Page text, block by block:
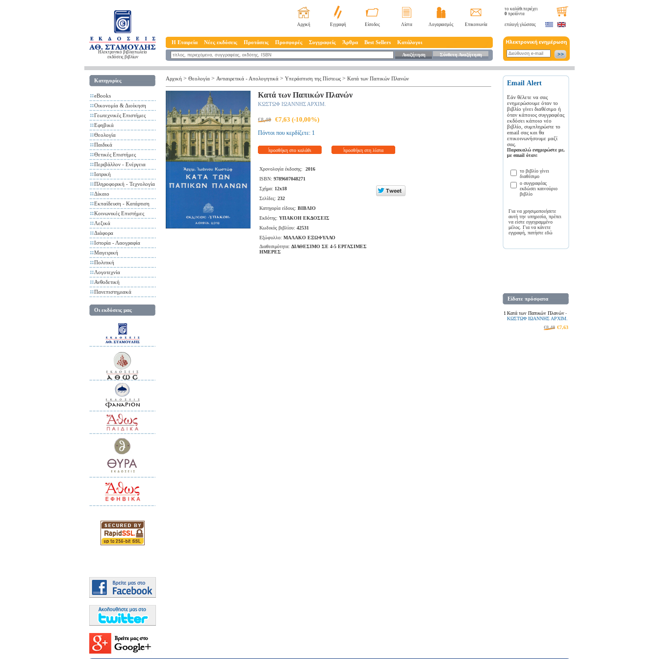
Ηλεκτρονικό βιβλιοπωλείο
εκδόσεις βιβλίων
Αρχική Εγγραφή Είσοδος Λίστα Λογαριασμός Επικοινωνία
Η Εταιρεία Νέες εκδόσεις Προτάσεις Προσφορές Συγγραφείς Άρθρα Best Sellers Κατάλογοι
Αναζήτηση Σύνθετη Αναζήτηση
το καλάθι περιέχει
0 προϊόντα
επιλογή γλώσσας
Κατηγορίες
eBooks
Οικονομία & Διοίκηση
Γεωτεχνικές Επιστήμες
Εφηβικά
Θεολογία
Παιδικά
Θετικές Επιστήμες
Περιβάλλον - Ενέργεια
Ιατρική
Πληροφορική - Τεχνολογία
Δίκαιο
Εκπαίδευση - Κατάρτιση
Κοινωνικές Επιστήμες
Λεξικά
Διάφορα
Ιστορία - Λαογραφία
Μαγειρική
Πολιτική
Λογοτεχνία
Ανθοδετική
Πανεπιστημιακά
Οι εκδόσεις μας
Αρχική > Θεολογία > Αντιαιρετικά - Απολογητικά > Υπεράσπιση της Πίστεως > Κατά των Παπικών Πλανών
Κατά των Παπικών Πλανών
ΚΩΣΤΩΦ ΙΩΑΝΝΗΣ ΑΡΧΙΜ.
€8,48 €7,63 (-10,00%)
Πόντοι που κερδίζετε: 1
προσθήκη στο καλάθι προσθήκη στη λίστα
Χρονολογία έκδοσης:
2016
ISBN: 9789607048271
Σχήμα: 12x18
Σελίδες: 232
Κατηγορία είδους: ΒΙΒΛΙΟ
Εκδότης: ΥΠΑΚΟΗ ΕΚΔΟΣΕΙΣ
Κωδικός βιβλίου: 42531
Εξώφυλλο: ΜΑΛΑΚΟ ΕΞΩΦΥΛΛΟ
Διαθεσιμότητα: ΔΙΑΘΕΣΙΜΟ ΣΕ 4-5 ΕΡΓΑΣΙΜΕΣ
ΗΜΕΡΕΣ
Εmail Αlert
Εάν θέλετε να σας
ενημερώσουμε όταν το
βιβλίο γίνει διαθέσιμο ή
όταν κάποιος συγγραφέας
εκδόσει κάποιο νέο
βιβλίο, συμπληρώστε το
email σας και θα
επικοινωνήσουμε μαζί
σας.
Παρακαλώ ενημερώστε με,
με email όταν:
το βιβλίο γίνει
διαθέσιμο
ο συγγραφέας
εκδώσει καινούριο
βιβλίο
Για να χρησιμοποιήσετε
αυτή την υπηρεσία, πρέπει
να είστε εγγεγραμμένο
μέλος. Για να κάνετε
εγγραφή, πατήστε εδώ
Είδατε πρόσφατα
1 Κατά των Παπικών Πλανών -
ΚΩΣΤΩΦ ΙΩΑΝΝΗΣ ΑΡΧΙΜ.
€8,48 €7,63